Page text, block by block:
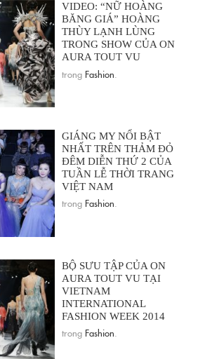
VIDEO: “NỮ HOÀNG
BĂNG GIÁ” HOÀNG
THÙY LẠNH LÙNG
TRONG SHOW CỦA ON
AURA TOUT VU
trong Fashion
GIÁNG MY NỔI BẬT
NHẤT TRÊN THẢM ĐỎ
ĐÊM DIỄN THỨ 2 CỦA
TUẦN LỄ THỜI TRANG
VIỆT NAM
trong Fashion
BỘ SƯU TẬP CỦA ON
AURA TOUT VU TẠI
VIETNAM
INTERNATIONAL
FASHION WEEK 2014
trong Fashion